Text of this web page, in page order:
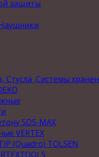
защиты
Стусла ,Системы
SDS-MAX
VERTEX
(Quadro) TOLSEN